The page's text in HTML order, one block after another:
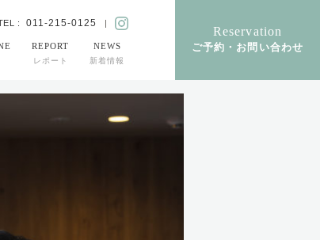
: 011-215-0125
REPORT
レポート
NEWS
新着情報
Reservation
ご予約・お問い合わせ